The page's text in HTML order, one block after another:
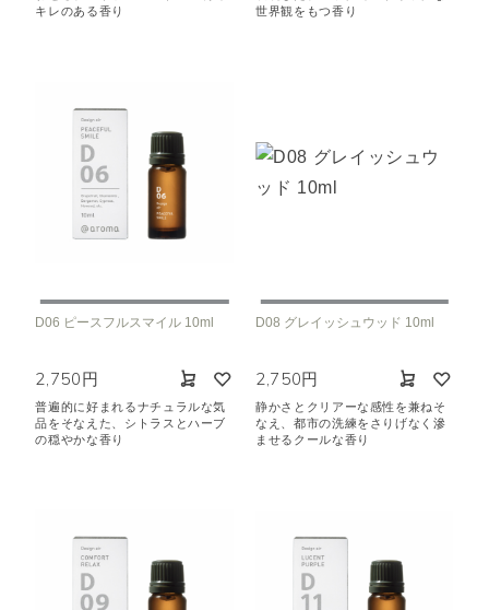
キレのある香り
世界観をもつ香り
D06 ピースフルスマイル 10ml
2,750円
普遍的に好まれるナチュラルな気
品をそなえた、シトラスとハーブ
の穏やかな香り
D08 グレイッシュウッド 10ml
2,750円
静かさとクリアーな感性を兼ねそ
なえ、都市の洗練をさりげなく滲
ませるクールな香り